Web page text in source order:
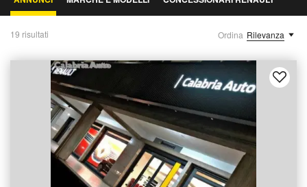
19 risultati Ordina Rilevanza